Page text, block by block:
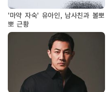
'마약 자숙' 유아인, 남사친과 볼뽀
뽀 근황